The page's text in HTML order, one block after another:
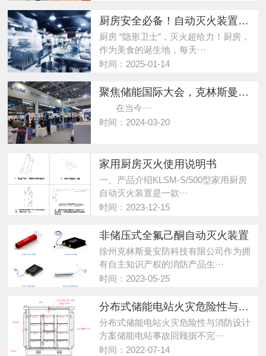
厨房安全必备！自动灭火装置守护您的烟火日常
厨房 “隐形卫士”，灭火超给力！厨房，
作为美食的诞生地，每天···
时间：2025-01-14
聚焦储能国际大会，克林斯曼消防产品大放异彩！
在当今···
时间：2024-03-20
家用厨房灭火使用说明书
一、产品介绍KLSM-S/500型家用厨房
自动灭火装置是一款···
时间：2023-12-15
​非储压式全氟己酮自动灭火装置
徐州克林斯曼安防科技有限公司作为拥
有自主知识产权的消防产品生···
时间：2023-05-25
分布式储能电站火灾危险性与消防设计方案
分布式储能电站火灾危险性与消防设计
方案储能电站事故回顾据不完···
时间：2022-07-14